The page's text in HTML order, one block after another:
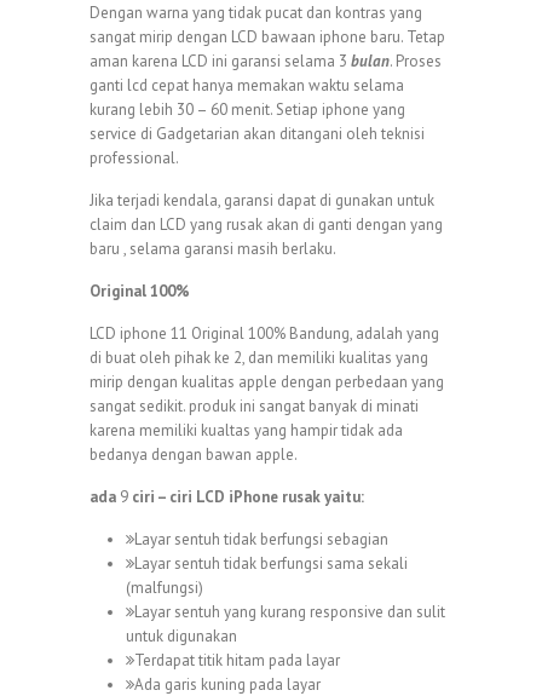
Dengan warna yang tidak pucat dan kontras yang
sangat mirip dengan LCD bawaan iphone baru. Tetap
aman karena LCD ini garansi selama 3 bulan. Proses
ganti lcd cepat hanya memakan waktu selama
kurang lebih 30 – 60 menit. Setiap iphone yang
service di Gadgetarian akan ditangani oleh teknisi
professional.
Jika terjadi kendala, garansi dapat di gunakan untuk
claim dan LCD yang rusak akan di ganti dengan yang
baru , selama garansi masih berlaku.
Original 100%
LCD iphone 11 Original 100% Bandung, adalah yang
di buat oleh pihak ke 2, dan memiliki kualitas yang
mirip dengan kualitas apple dengan perbedaan yang
sangat sedikit. produk ini sangat banyak di minati
karena memiliki kualtas yang hampir tidak ada
bedanya dengan bawan apple.
ada 9 ciri – ciri LCD iPhone rusak yaitu:
Layar sentuh tidak berfungsi sebagian
Layar sentuh tidak berfungsi sama sekali
(malfungsi)
Layar sentuh yang kurang responsive dan sulit
untuk digunakan
Terdapat titik hitam pada layar
Ada garis kuning pada layar